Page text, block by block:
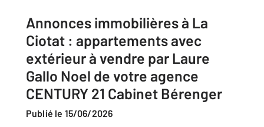
Annonces immobilières à La
Ciotat : appartements avec
extérieur à vendre par Laure
Gallo Noel de votre agence
CENTURY 21 Cabinet Bérenger
Publié le 15/06/2026